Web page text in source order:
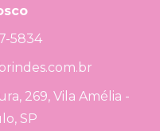
5834
269, Vila Amélia -
SP